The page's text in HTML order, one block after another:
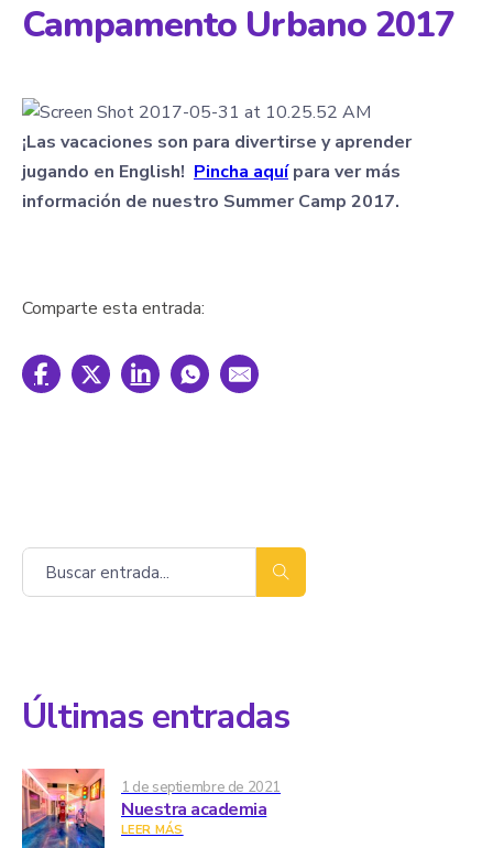
Campamento Urbano 2017
¡Las vacaciones son para divertirse y aprender
jugando en English! Pincha aquípara ver más
información de nuestro Summer Camp 2017.
Comparte esta entrada:
Buscar
Últimas entradas
1 de septiembre de 2021
Nuestra academia
LEER MÁS